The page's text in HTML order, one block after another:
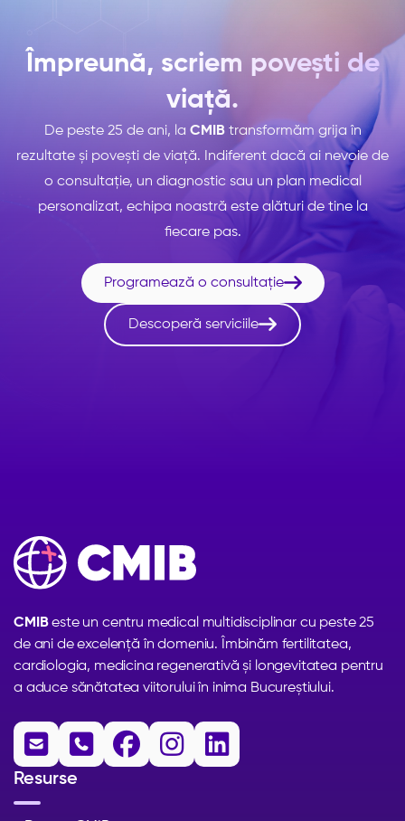
Împreună, scriem povești de
viață.
De peste 25 de ani, la CMIBtransformăm grija în
rezultate și povești de viață. Indiferent dacă ai nevoie de
o consultație, un diagnostic sau un plan medical
personalizat, echipa noastră este alături de tine la
fiecare pas.
Programează o consultație
Descoperă serviciile
CMIBeste un centru medical multidisciplinar cu peste 25
de ani de excelență în domeniu. Îmbinăm fertilitatea,
cardiologia, medicina regenerativă și longevitatea pentru
a aduce sănătatea viitorului în inima Bucureștiului.
    
Resurse